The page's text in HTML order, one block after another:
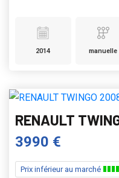
2014 manuelle
RENAULT
3990 €
Prix inférieur au marché